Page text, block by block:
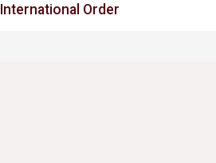
International Order